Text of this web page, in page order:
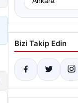
Bizi Takip Edin